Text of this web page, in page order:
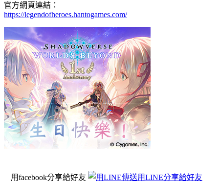
官方網頁連結：
https://legendofheroes.hantogames.com/
用facebook分享給好友 用LINE分享給好友